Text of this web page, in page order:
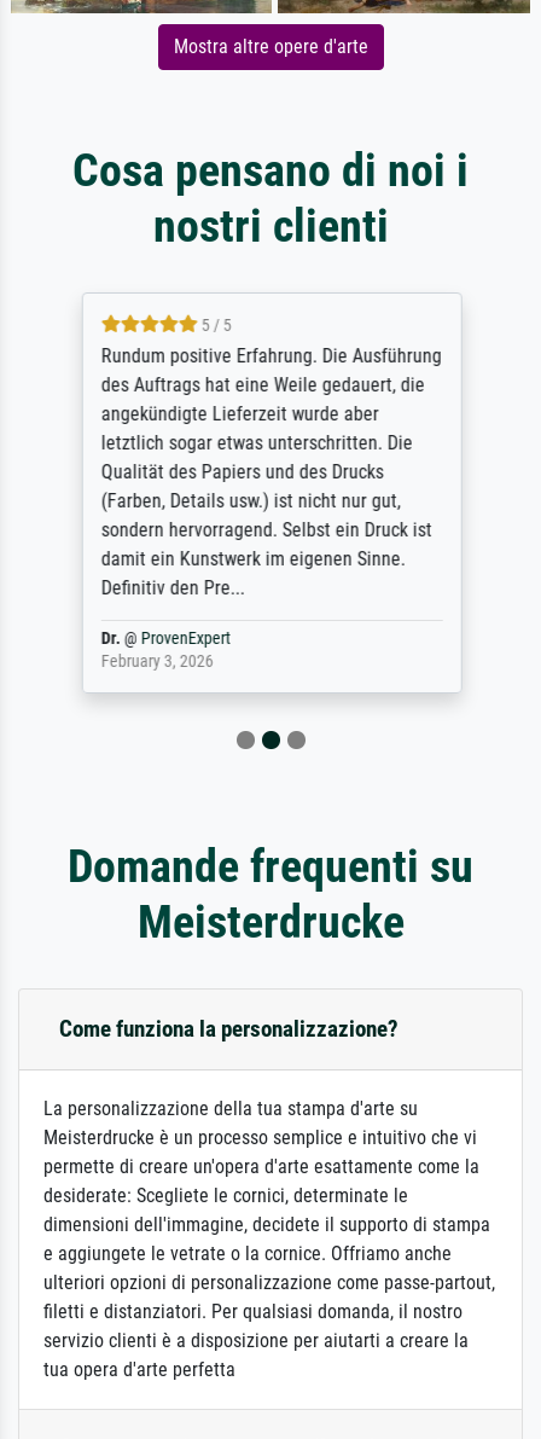
Mostra altre opere d'arte
Cosa pensano di noi i
nostri clienti
5 / 5
Rundum positive Erfahrung. Die Ausführung
des Auftrags hat eine Weile gedauert, die
angekündigte Lieferzeit wurde aber
letztlich sogar etwas unterschritten. Die
Qualität des Papiers und des Drucks
(Farben, Details usw.) ist nicht nur gut,
sondern hervorragend. Selbst ein Druck ist
damit ein Kunstwerk im eigenen Sinne.
Definitiv den Pre...
Dr.@ ProvenExpert
February 3, 2026
Domande frequenti su
Meisterdrucke
Come funziona la personalizzazione?
La personalizzazione della tua stampa d'arte su
Meisterdrucke è un processo semplice e intuitivo che vi
permette di creare un'opera d'arte esattamente come la
desiderate: Scegliete le cornici, determinate le
dimensioni dell'immagine, decidete il supporto di stampa
e aggiungete le vetrate o la cornice. Offriamo anche
ulteriori opzioni di personalizzazione come passe-partout,
filetti e distanziatori. Per qualsiasi domanda, il nostro
servizio clienti è a disposizione per aiutarti a creare la
tua opera d'arte perfetta